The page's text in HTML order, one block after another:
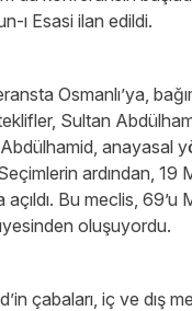
ı Esasi ilan edildi.
Osmanlı’ya,
Sultan
anayasal
Seçimlerin ardından,
Bu meclis,
oluşuyordu.
çabaları, iç ve dış